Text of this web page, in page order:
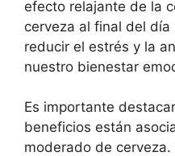
efecto relajante de la
cerveza al final del
reducir el estrés y la
nuestro bienestar
Es importante
beneficios están
moderado de